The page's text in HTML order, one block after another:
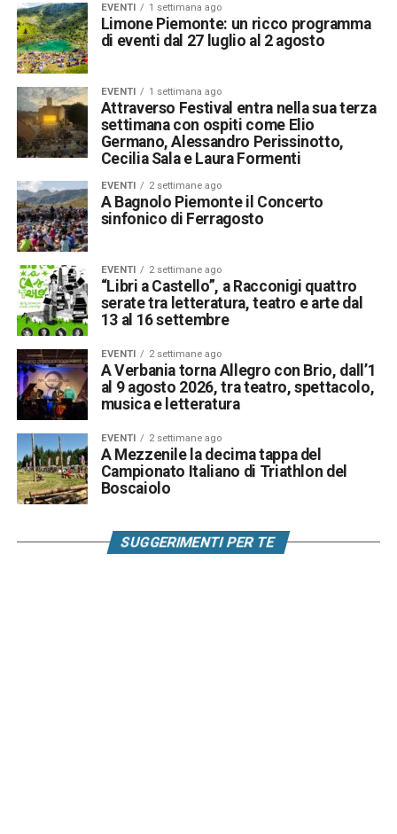
EVENTI 1 settimana ago
Limone Piemonte: un ricco programma
di eventi dal 27 luglio al 2 agosto
EVENTI 1 settimana ago
Attraverso Festival entra nella sua terza
settimana con ospiti come Elio
Germano, Alessandro Perissinotto,
Cecilia Sala e Laura Formenti
EVENTI 2 settimane ago
A Bagnolo Piemonte il Concerto
sinfonico di Ferragosto
EVENTI 2 settimane ago
“Libri a Castello”, a Racconigi quattro
serate tra letteratura, teatro e arte dal
13 al 16 settembre
EVENTI 2 settimane ago
A Verbania torna Allegro con Brio, dall’1
al 9 agosto 2026, tra teatro, spettacolo,
musica e letteratura
EVENTI 2 settimane ago
A Mezzenile la decima tappa del
Campionato Italiano di Triathlon del
Boscaiolo
SUGGERIMENTI PER TE